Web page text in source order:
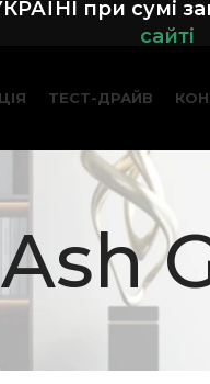
при сумі
сайті
ТЕСТ-ДРАЙВ
Ash